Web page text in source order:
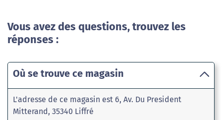
Vous avez des questions, trouvez les
réponses :
Où se trouve ce magasin
L'adresse de ce magasin est 6, Av. Du President
Mitterand, 35340 Liffré